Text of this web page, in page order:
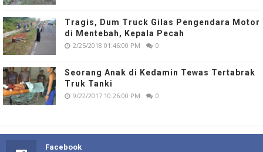
Tragis, Dum Truck Gilas Pengendara Motor
di Mentebah, Kepala Pecah
2/25/2018 01:46:00 PM 0
Seorang Anak di Kedamin Tewas Tertabrak
Truk Tanki
9/22/2017 10:26:00 PM 0
Facebook